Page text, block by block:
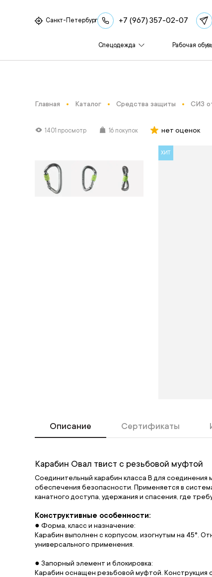
Санкт-Петербург +7 (967) 357-02-07
Спецодежда Рабочая
Главная Каталог Средства защиты СИЗ
1401 просмотр 16 покупок нет оценок
ХИТ
Описание Сертификаты
Карабин Овал твист с резьбовой муфтой
Соединительный карабин класса B для
обеспечения безопасности. Применяется в
канатного доступа, удержания и спасения, где
Конструктивные особенности:
● Форма, класс и назначение:
Карабин выполнен с корпусом, изогнутым на 45°.
универсального применения.
● Запорный элемент и блокировка:
Карабин оснащен резьбовой муфтой. Конструкция